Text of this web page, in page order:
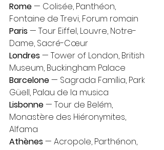
Rome — Colisée, Panthéon,
Fontaine de Trevi, Forum romain
Paris — Tour Eiffel, Louvre, Notre-
Dame, Sacré-Cœur
Londres — Tower of London, British
Museum, Buckingham Palace
Barcelone — Sagrada Família, Park
Güell, Palau de la musica
Lisbonne — Tour de Belém,
Monastère des Hiéronymites,
Alfama
Athènes — Acropole, Parthénon,